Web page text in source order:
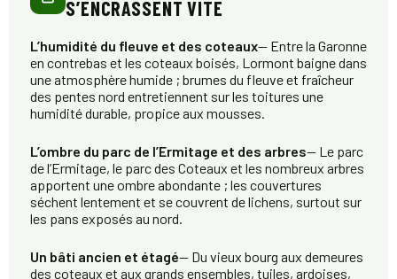
S’ENCRASSENT VITE
L’humidité du fleuve et des coteaux— Entre la Garonne
en contrebas et les coteaux boisés, Lormont baigne dans
une atmosphère humide ; brumes du fleuve et fraîcheur
des pentes nord entretiennent sur les toitures une
humidité durable, propice aux mousses.
L’ombre du parc de l’Ermitage et des arbres— Le parc
de l’Ermitage, le parc des Coteaux et les nombreux arbres
apportent une ombre abondante ; les couvertures
séchent lentement et se couvrent de lichens, surtout sur
les pans exposés au nord.
Un bâti ancien et étagé— Du vieux bourg aux demeures
des coteaux et aux grands ensembles, tuiles, ardoises,